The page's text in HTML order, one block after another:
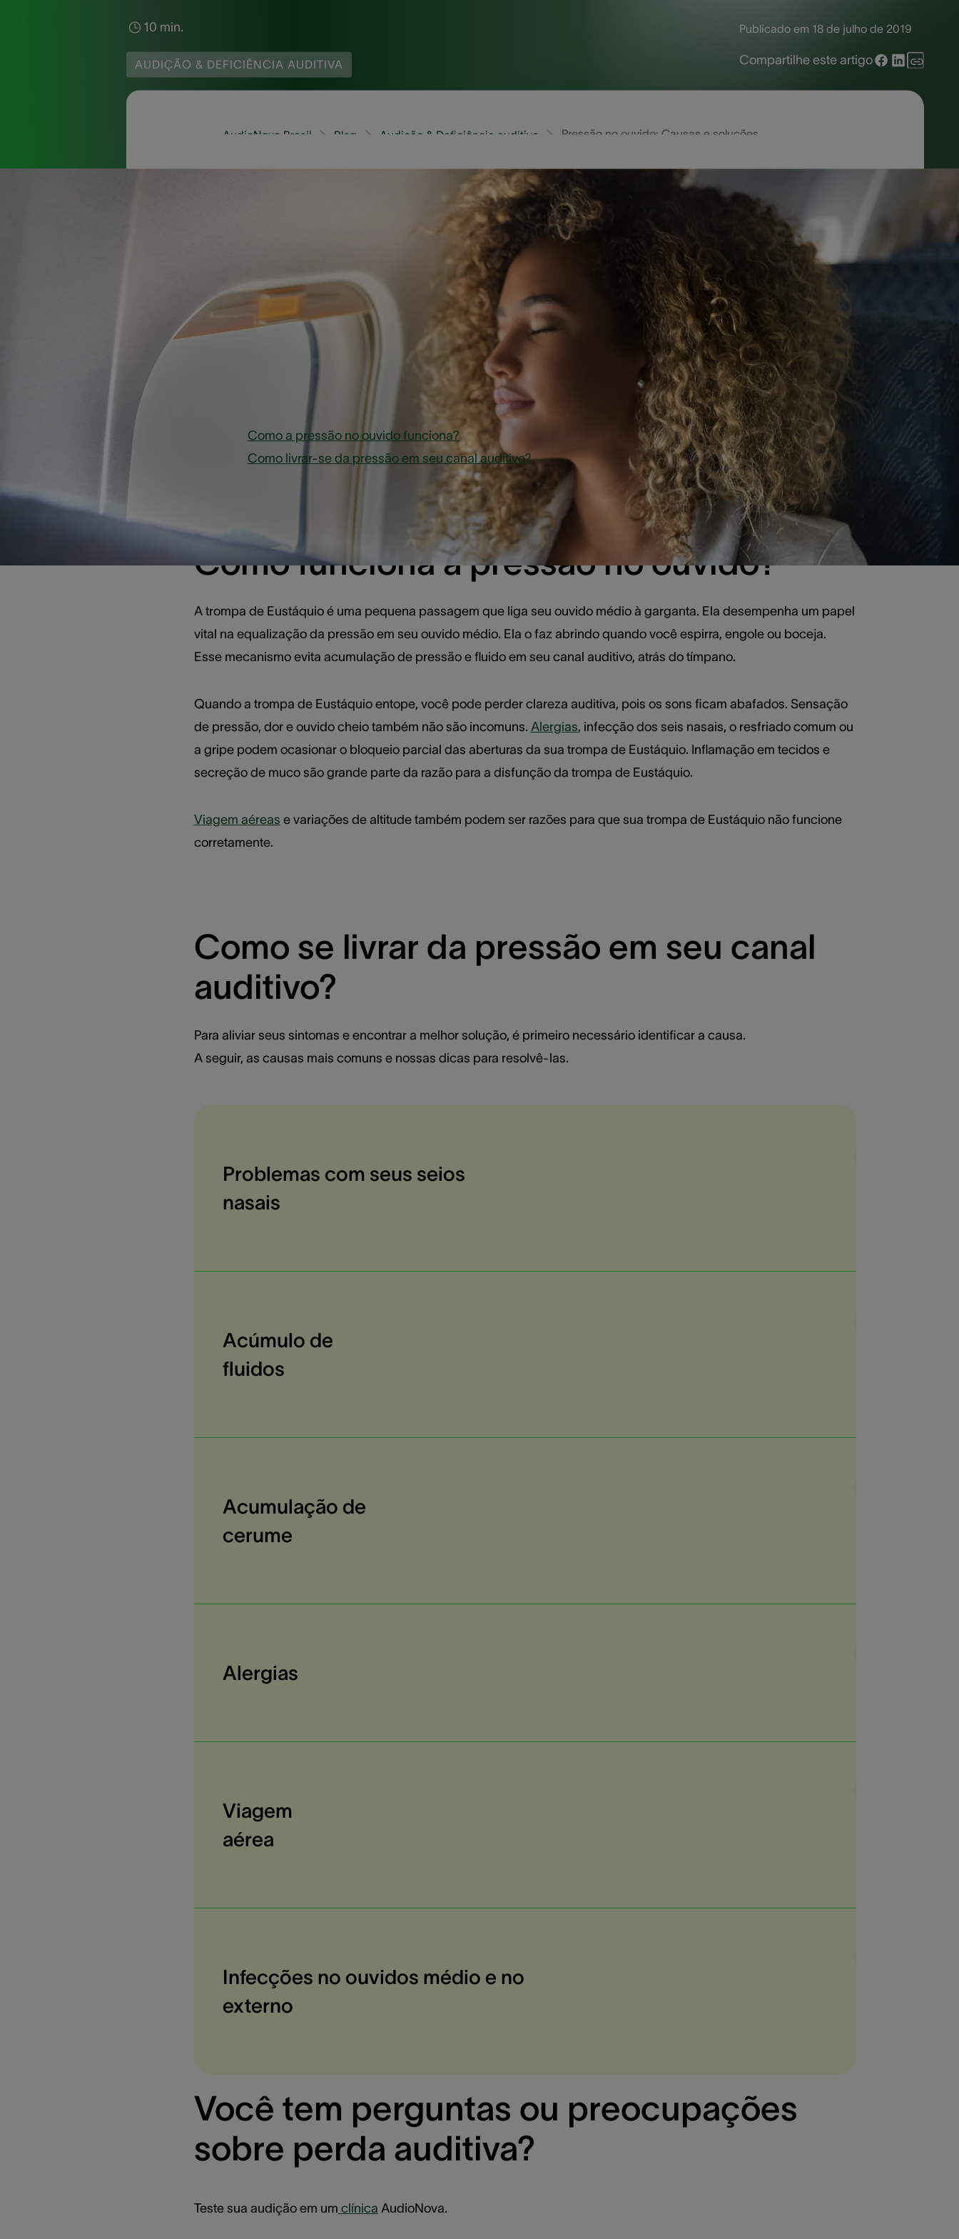
10 min.
AUDIÇÃO & DEFICIÊNCIA AUDITIVA
Publicado em 18 de julho de 2019
Compartilhe este artigo
Pressão no ouvido: Causas e soluções
Audição & Deficiência auditiva
Blog
AudioNova Brasil
Pegar um resfriado ou gripe pode fazê-lo se sentir miserável. É ruim o suficiente ter de tratar com sintomas irritantes
como escorrimento nasal, ouvido entupido, pressão nos seios nasais - mas seus problemas raramente terminam aí.
Já que seus ouvidos, nariz e garganta são todos bem interconectados, um problema em uma área frequentemente
atinge a outra. Congestionamento do ouvido é um exemplo dos muitos sintomas desconfortáveis que você pode
encontrar ao tratar de condições que impactam seus seios nasais, nariz ou garganta.
Resumo
Como a pressão no ouvido funciona?
Como livrar-se da pressão em seu canal auditivo?
Como funciona a pressão no ouvido?
A trompa de Eustáquio é uma pequena passagem que liga seu ouvido médio à garganta. Ela desempenha um papel
vital na equalização da pressão em seu ouvido médio. Ela o faz abrindo quando você espirra, engole ou boceja.
Esse mecanismo evita acumulação de pressão e fluido em seu canal auditivo, atrás do tímpano.
Quando a trompa de Eustáquio entope, você pode perder clareza auditiva, pois os sons ficam abafados. Sensação
de pressão, dor e ouvido cheio também não são incomuns. Alergias, infecção dos seis nasais, o resfriado comum ou
a gripe podem ocasionar o bloqueio parcial das aberturas da sua trompa de Eustáquio. Inflamação em tecidos e
secreção de muco são grande parte da razão para a disfunção da trompa de Eustáquio.
Viagem aéreas e variações de altitude também podem ser razões para que sua trompa de Eustáquio não funcione
corretamente.
Como se livrar da pressão em seu canal
auditivo?
Para aliviar seus sintomas e encontrar a melhor solução, é primeiro necessário identificar a causa.
A seguir, as causas mais comuns e nossas dicas para resolvê-las.
Problemas com seus seios
nasais
Acúmulo de
fluidos
Acumulação de
cerume
Alergias
Viagem
aérea
Infecções no ouvidos médio e no
externo
Você tem perguntas ou preocupações
sobre perda auditiva?
Teste sua audição em um clínica AudioNova.